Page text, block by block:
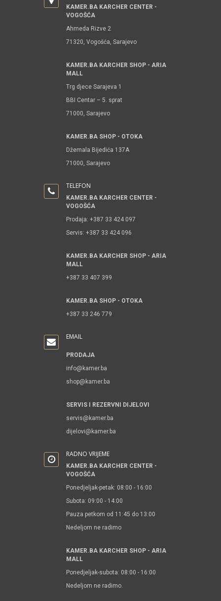
KAMER.BA KARCHER CENTER -
VOGOŠĆA
Ahmeda Rizve 2
71320, Vogošća, Sarajevo
KAMER.BA KARCHER SHOP - ARIA
MALL
Trg djece Sarajeva 1
BBI Centar – 5. sprat
71000, Sarajevo
KAMER.BA SHOP - OTOKA
Džemala Bijedića 137A
71000, Sarajevo
TELEFON
KAMER.BA KARCHER CENTER -
VOGOŠĆA
Prodaja: +387 33 424 097
Servis: +387 33 424 096
KAMER.BA KARCHER SHOP - ARIA
MALL
+387 33 407 399
KAMER.BA SHOP - OTOKA
+387 33 246 779
EMAIL
PRODAJA
info@kamer.ba
shop@kamer.ba
SERVIS I REZERVNI DIJELOVI
servis@kamer.ba
dijelovi@kamer.ba
RADNO VRIJEME
KAMER.BA KARCHER CENTER -
VOGOŠĆA
Ponedjeljak-petak: 08:00 - 16:00
Subota: 09:00 - 14:00
Pauza petkom od 11:45 do 13:00
Nedeljom ne radimo
KAMER.BA KARCHER SHOP - ARIA
MALL
Ponedjeljak-subota: 08:00 - 16:00
Nedeljom ne radimo.